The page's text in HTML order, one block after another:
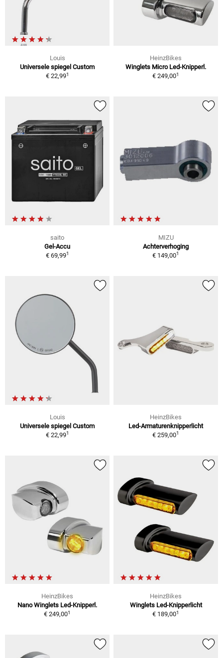
Louis
Universele spiegel Custom
€ 22,991
HeinzBikes
Winglets Micro Led-Knipperl.
€ 249,001
saito
Gel-Accu
€ 69,991
MIZU
Achterverhoging
€ 149,001
Louis
Universele spiegel Custom
€ 22,991
HeinzBikes
Led-Armaturenknipperlicht
€ 259,001
HeinzBikes
Nano Winglets Led-Knipperl.
€ 249,001
HeinzBikes
Winglets Led-Knipperlicht
€ 189,001